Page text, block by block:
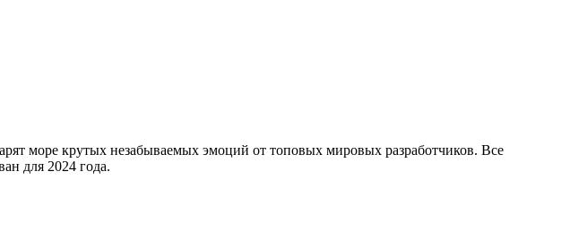
море крутых незабываемых эмоций от топовых мировых разработчиков. Все
для 2024 года.